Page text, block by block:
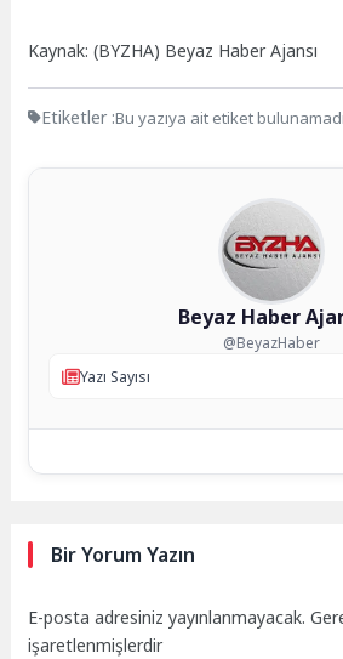
Kaynak: (BYZHA) Beyaz Haber Ajansı
Etiketler :Bu yazıya ait etiket
Beyaz Haber
@BeyazHaber
Yazı Sayısı
Bir Yorum Yazın
E-posta adresiniz yayınlanmayacak.
işaretlenmişlerdir